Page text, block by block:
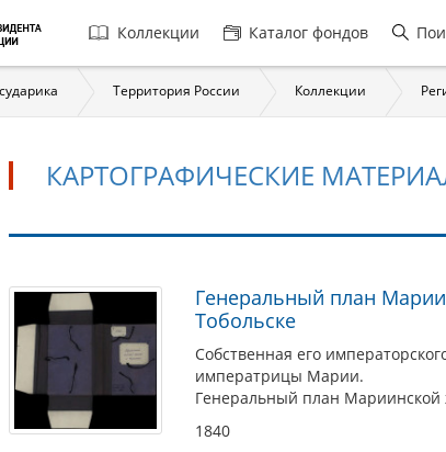
Главная
навигация
Коллекции Каталог фондов
Территория России Коллекции
КАРТОГРАФИЧЕСКИЕ
Картографические
материалы
Генеральный план
Тобольске
Собственная его
императрицы Марии.
Генеральный план Мариинской
1840